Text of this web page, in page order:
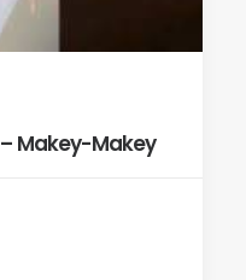
Makey-Makey